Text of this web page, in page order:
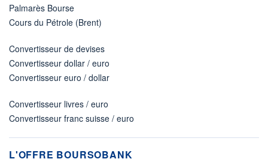
Palmarès Bourse
Cours du Pétrole (Brent)
Convertisseur de devises
Convertisseur dollar / euro
Convertisseur euro / dollar
Convertisseur livres / euro
Convertisseur franc suisse / euro
L'OFFRE BOURSOBANK